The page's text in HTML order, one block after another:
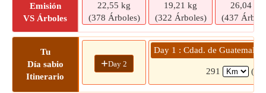
Emisión
VS Árboles
22,55 kg
(378 Árboles)
19,21 kg
(322 Árboles)
26,04 kg
(437
Tu
Día sabio
Itinerario
+Day 2
Day 1 : Cdad. de Guatemala
291 (6